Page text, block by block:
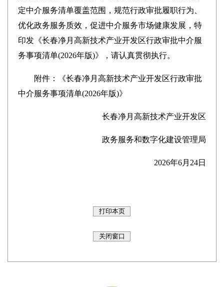
定中介服务清单覆盖范围，规范行政审批履职行为、
优化政务服务质效，促进中介服务市场健康发展，特
印发《长春净月高新技术产业开发区行政审批中介服
务事项清单(2026年版)》，请认真贯彻执行。
附件：
《长春净月高新技术产业开发区行政审批
中介服务事项清单(2026年版)》
长春净月高新技术产业开发区
政务服务和数字化建设管理局
2026年6月24日